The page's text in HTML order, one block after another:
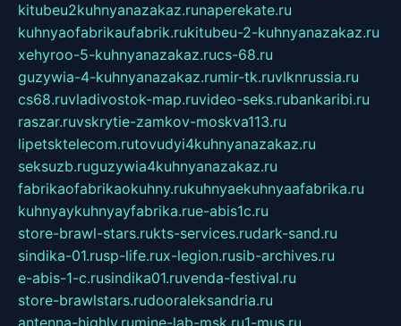
kitubeu2kuhnyanazakaz.runaperekate.ru
kuhnyaofabrikaufabrik.rukitubeu-2-kuhnyanazakaz.ru
xehyroo-5-kuhnyanazakaz.rucs-68.ru
guzywia-4-kuhnyanazakaz.rumir-tk.ruvlknrussia.ru
cs68.ruvladivostok-map.ruvideo-seks.rubankaribi.ru
raszar.ruvskrytie-zamkov-moskva113.ru
lipetsktelecom.rutovudyi4kuhnyanazakaz.ru
seksuzb.ruguzywia4kuhnyanazakaz.ru
fabrikaofabrikaokuhny.rukuhnyaekuhnyaafabrika.ru
kuhnyaykuhnyayfabrika.rue-abis1c.ru
store-brawl-stars.rukts-services.rudark-sand.ru
sindika-01.rusp-life.rux-legion.rusib-archives.ru
e-abis-1-c.rusindika01.ruvenda-festival.ru
store-brawlstars.rudooraleksandria.ru